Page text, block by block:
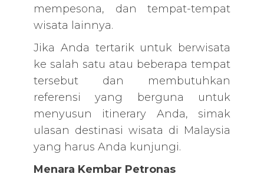
mempesona, dan tempat-tempat
wisata lainnya.
Jika Anda tertarik untuk berwisata
ke salah satu atau beberapa tempat
tersebut dan membutuhkan
referensi yang berguna untuk
menyusun itinerary Anda, simak
ulasan destinasi wisata di Malaysia
yang harus Anda kunjungi.
Menara Kembar Petronas